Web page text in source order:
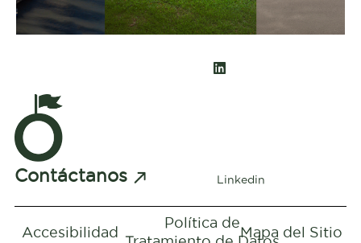
Contáctanos Linkedin
Accesibilidad
Política de
Mapa del Sitio